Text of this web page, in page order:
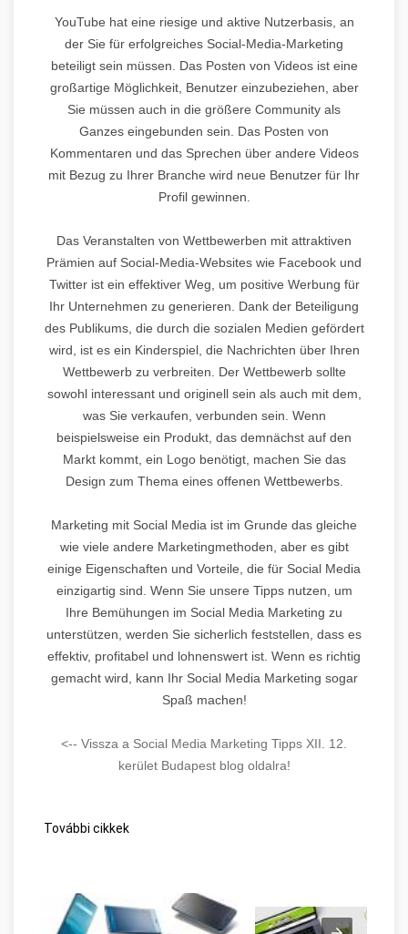
YouTube hat eine riesige und aktive Nutzerbasis, an
der Sie für erfolgreiches Social-Media-Marketing
beteiligt sein müssen. Das Posten von Videos ist eine
großartige Möglichkeit, Benutzer einzubeziehen, aber
Sie müssen auch in die größere Community als
Ganzes eingebunden sein. Das Posten von
Kommentaren und das Sprechen über andere Videos
mit Bezug zu Ihrer Branche wird neue Benutzer für Ihr
Profil gewinnen.
Das Veranstalten von Wettbewerben mit attraktiven
Prämien auf Social-Media-Websites wie Facebook und
Twitter ist ein effektiver Weg, um positive Werbung für
Ihr Unternehmen zu generieren. Dank der Beteiligung
des Publikums, die durch die sozialen Medien gefördert
wird, ist es ein Kinderspiel, die Nachrichten über Ihren
Wettbewerb zu verbreiten. Der Wettbewerb sollte
sowohl interessant und originell sein als auch mit dem,
was Sie verkaufen, verbunden sein. Wenn
beispielsweise ein Produkt, das demnächst auf den
Markt kommt, ein Logo benötigt, machen Sie das
Design zum Thema eines offenen Wettbewerbs.
Marketing mit Social Media ist im Grunde das gleiche
wie viele andere Marketingmethoden, aber es gibt
einige Eigenschaften und Vorteile, die für Social Media
einzigartig sind. Wenn Sie unsere Tipps nutzen, um
Ihre Bemühungen im Social Media Marketing zu
unterstützen, werden Sie sicherlich feststellen, dass es
effektiv, profitabel und lohnenswert ist. Wenn es richtig
gemacht wird, kann Ihr Social Media Marketing sogar
Spaß machen!
<-- Vissza a Social Media Marketing Tipps XII. 12.
kerület Budapest blog oldalra!
További cikkek